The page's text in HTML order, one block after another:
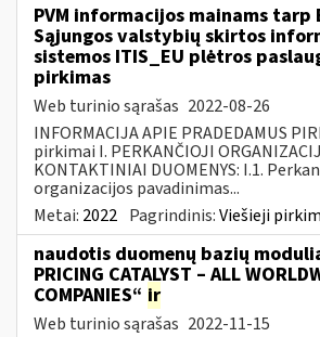
PVM informacijos mainams tarp
Sąjungos valstybių skirtos
sistemos ITIS_EU plėtros
pirkimas
Web turinio sąrašas 2022-08-26
INFORMACIJA APIE PRADEDAMUS
pirkimai I. PERKANČIOJI
KONTAKTINIAI DUOMENYS: I.1.
organizacijos pavadinimas...
Metai: 2022 Pagrindinis:Viešieji
naudotis duomenų bazių
PRICING CATALYST – ALL
COMPANIES“ ir
Web turinio sąrašas 2022-11-15